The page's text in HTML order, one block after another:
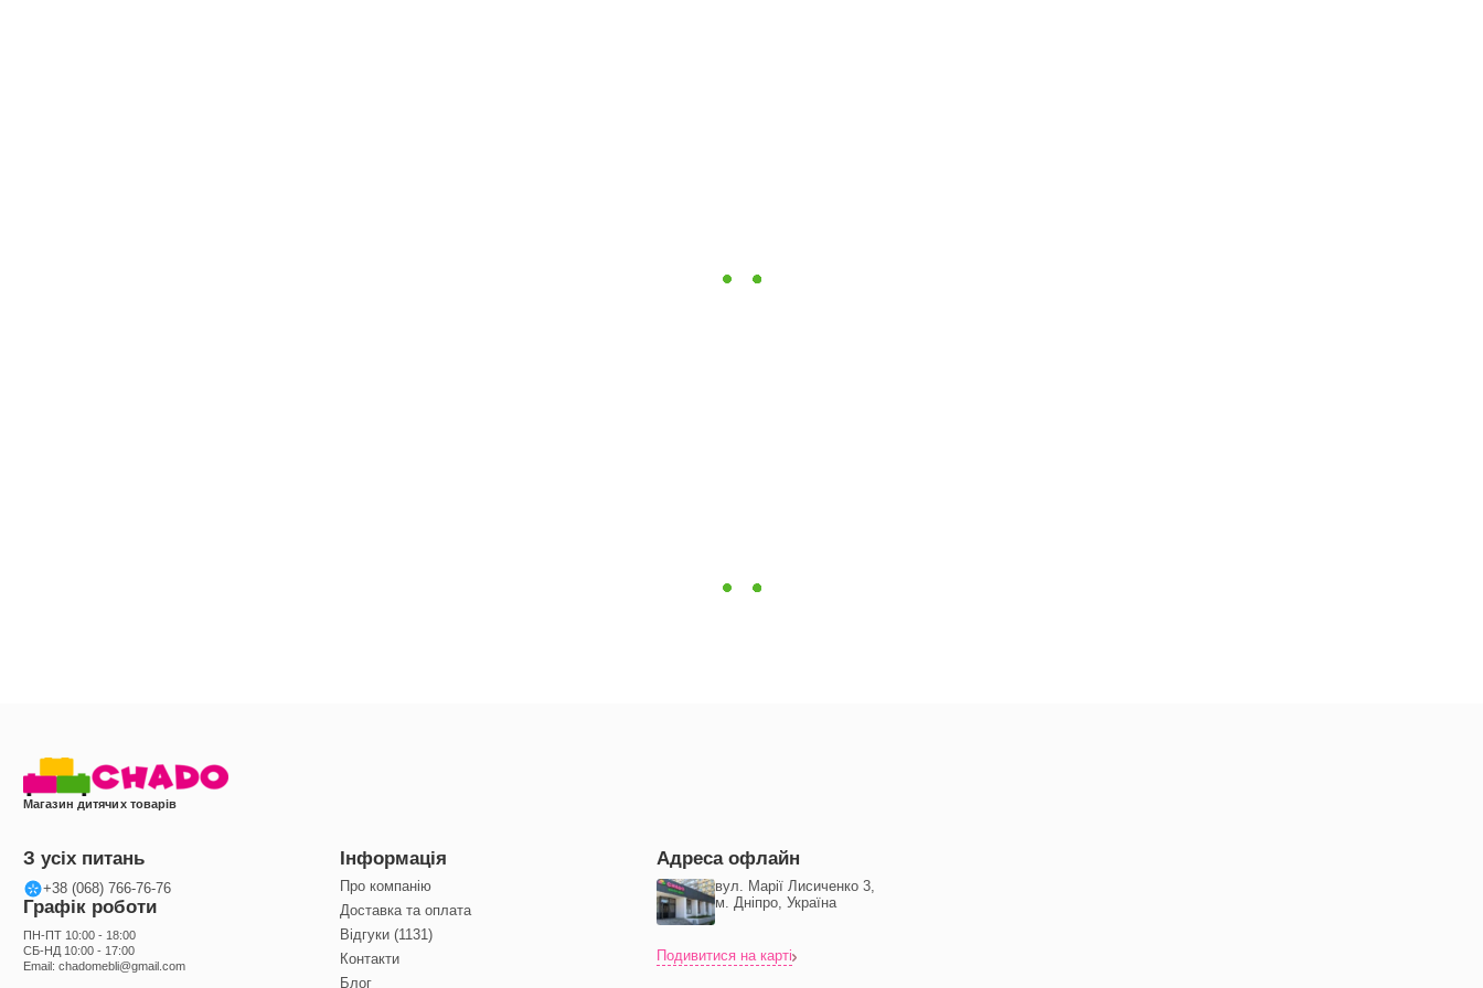
Магазин дитячих товарів
З усіх питань
+38 (068) 766-76-76
Графік роботи
ПН-ПТ 10:00 - 18:00
СБ-НД 10:00 - 17:00
Email: chadomebli@gmail.com
Інформація
Про компанію
Доставка та оплата
Відгуки (1131)
Контакти
Блог
Адреса офлайн
вул. Марії Лисиченко 3,
м. Дніпро, Україна
Подивитися на карті